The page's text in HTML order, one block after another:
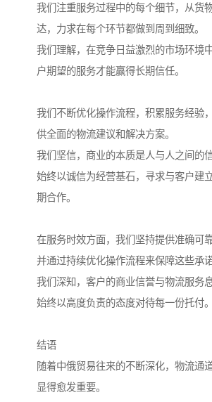
我们注重服务过程中的每个细节，从货
达，力求在每个环节都做到周到细致。
我们理解，在竞争日益激烈的市场环境
户期望的服务才能赢得长期信任。
我们不断优化操作流程，积累服务经验
供全面的物流建议和解决方案。
我们坚信，商业的本质是人与人之间的
始终以诚信为经营基石，寻求与客户建
期合作。
在服务时效方面，我们坚持提供准确可
并通过持续优化操作流程来保障这些承
我们深知，客户的商业信誉与物流服务
始终以高度负责的态度对待每一份托付。
结语
随着中俄贸易往来的不断深化，物流通
显得愈发重要。